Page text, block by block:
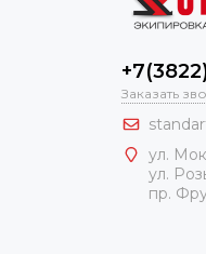
Заказать
ул.
ул.
пр.